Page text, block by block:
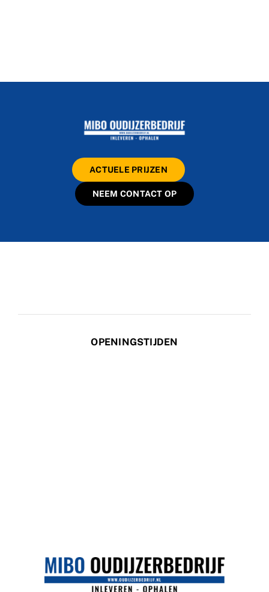
ACTUELE PRIJZEN
NEEM CONTACT OP
OPENINGSTIJDEN